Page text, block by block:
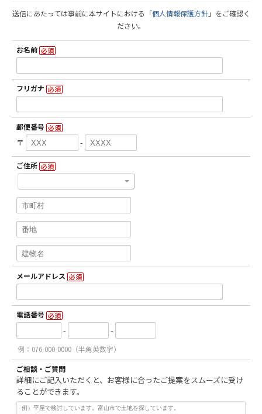
送信にあたっては事前に本サイトにおける「個人情報保護方針」をご確認く
ださい。
お名前 必須
フリガナ 必須
郵便番号 必須
〒 -
ご住所 必須
メールアドレス 必須
電話番号 必須
- -
例：076-000-0000（半角英数字）
ご相談・ご質問
詳細にご記入いただくと、お客様に合ったご提案をスムーズに受け
ることができます。